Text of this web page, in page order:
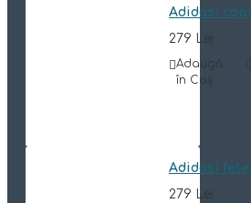
Adidasi
279 Lei
Adaugă
în Coş
Adidasi
279 Lei